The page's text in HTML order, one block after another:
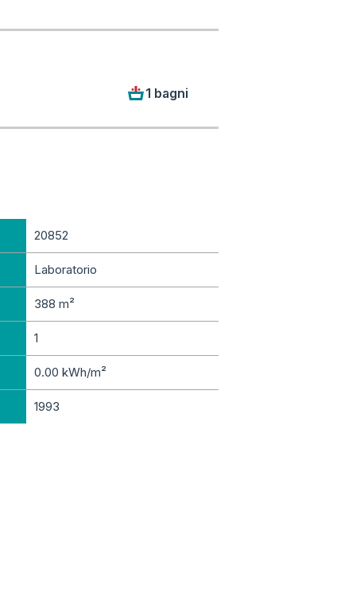
1 bagni
20852
Laboratorio
388 m²
1
0.00 kWh/m²
1993